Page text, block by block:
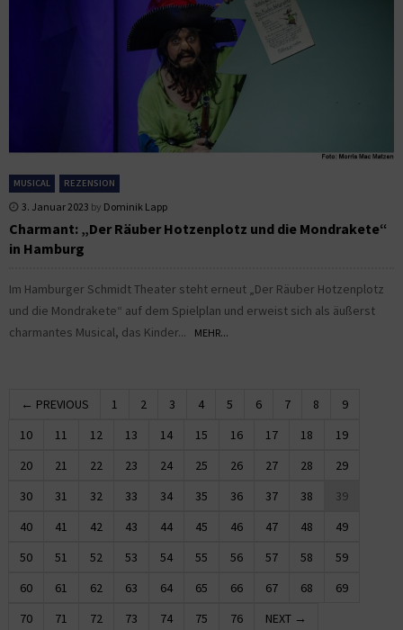
MUSICAL REZENSION
3. Januar 2023 by Dominik Lapp
Charmant: „Der Räuber Hotzenplotz und die Mondrakete“
in Hamburg
Im Hamburger Schmidt Theater steht erneut „Der Räuber Hotzenplotz
und die Mondrakete“ auf dem Spielplan und erweist sich als äußerst
charmantes Musical, das Kinder...
MEHR...
← PREVIOUS 1 2 3 4 5 6 7 8
9
10
11 12 13 14 15 16 17 18
19
20
21 22 23 24 25 26 27 28
29
30
31 32 33 34 35 36 37 38
39
40
41 42 43 44 45 46 47 48
49
50
51 52 53 54 55 56 57 58
59
60
61 62 63 64 65 66 67 68
69
70
71 72 73 74 75 76 NEXT →